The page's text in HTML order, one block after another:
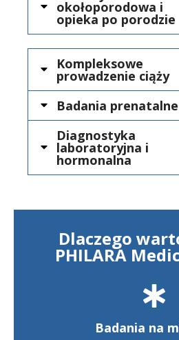
Kompleksowe
prowadzenie ciąży
Badania prenatalne
Diagnostyka
laboratoryjna i
hormonalna
okołoporodowa i
opieka po porodzie
Dlaczego
PHILARA
Badania na